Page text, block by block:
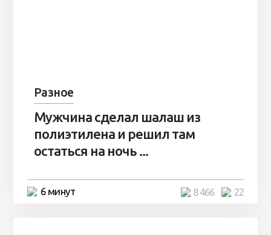
Разное
Мужчина сделал шалаш из
полиэтилена и решил там
остаться на ночь ...
6 минут 22
8 466